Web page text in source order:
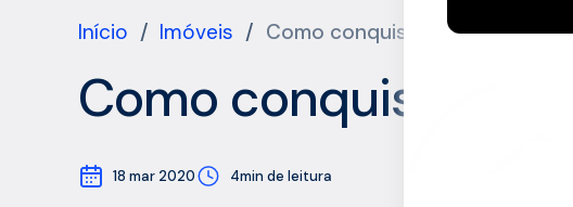
Início / Imóveis / Como conquistar a casa dos
Como conquistar a
18 mar 2020 4min de leitura